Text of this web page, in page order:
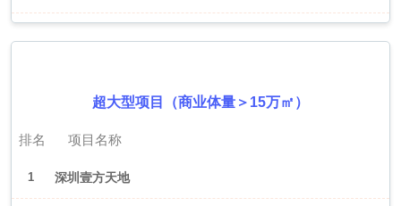
超大型项目（商业体量＞15万㎡）
排名 项目名称
1 深圳壹方天地